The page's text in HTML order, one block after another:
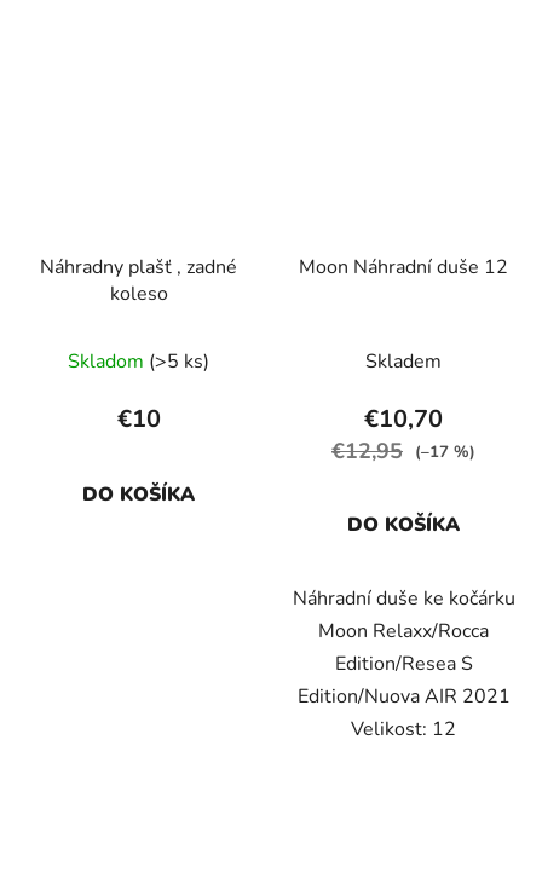
Náhradny plašť , zadné
koleso
Skladom (>5 ks)
€10
DO KOŠÍKA
Moon Náhradní duše 12
Skladem
€10,70
€12,95 (–17 %)
DO KOŠÍKA
Náhradní duše ke kočárku
Moon Relaxx/Rocca
Edition/Resea S
Edition/Nuova AIR 2021
Velikost: 12